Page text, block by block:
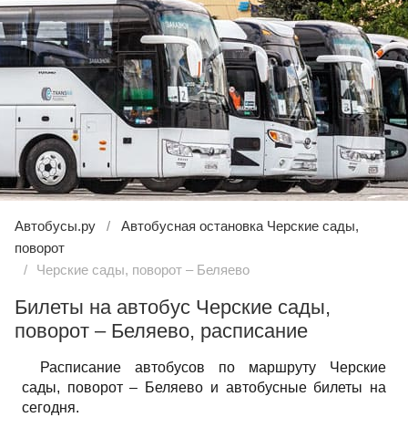
Автобусы.ру
Автобусная остановка Черские сады,
поворот
Черские сады, поворот – Беляево
Билеты на автобус Черские сады,
поворот – Беляево, расписание
Расписание автобусов по маршруту Черские
сады, поворот – Беляево и автобусные билеты на
сегодня.